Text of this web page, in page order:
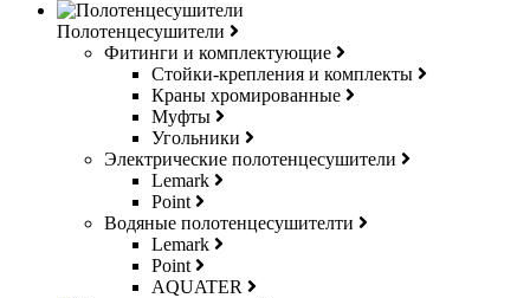
Полотенцесушители
Фитинги и комплектующие
Стойки-крепления и комплекты
Краны хромированные
Муфты
Угольники
Электрические полотенцесушители
Lemark
Point
Водяные полотенцесушителти
Lemark
Point
AQUATER